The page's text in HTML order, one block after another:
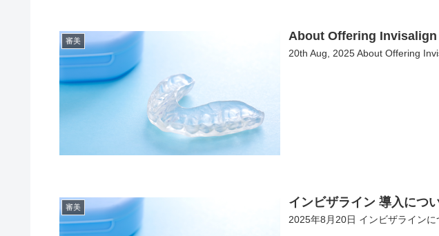
審美 About Offering Invisalign
20th Aug, 2025 About Offering
審美 インビザライン 導入につ
2025年8月20日 インビザライン